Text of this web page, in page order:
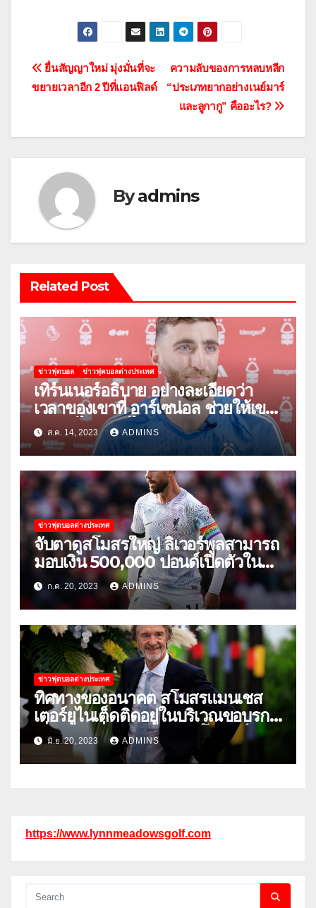
แนะแนว
ความลับของการหลบหลีก
“ประเภทยากอย่างเนย์มาร์
และลูกากู” คืออะไร?
ยื่นสัญญาใหม่ มุ่งมั่นที่จะ
ขยายเวลาอีก 2 ปีที่แอนฟิลด์
Byadmins
Related Post
ข่าวฟุตบอล ข่าวฟุตบอลต่างประเทศ
เทิร์นเนอร์อธิบาย อย่างละเอียดว่า
เวลาของเขาที่ อาร์เซน่อล ช่วยให้เขา
พัฒนาได้อย่างไร
ส.ค. 14, 2023 ADMINS
ข่าวฟุตบอลต่างประเทศ
จับตาดูสโมสรใหญ่ ลิเวอร์พูลสามารถ
มอบเงิน 500,000 ปอนด์เปิดตัวใน
เกมกระชับมิตรนัดแรกของฤดูร้อน
ก.ค. 20, 2023 ADMINS
ข่าวฟุตบอลต่างประเทศ
ทิศทางของอนาคต สโมสรแมนเชส
เตอร์ยูไนเต็ดติดอยู่ในบริเวณขอบรก
เนื่องจากเรื่องราวการเทคโอเวอร์ยังคง
ยืดเยื้อ
มิ.ย. 20, 2023 ADMINS
https://www.lynnmeadowsgolf.com